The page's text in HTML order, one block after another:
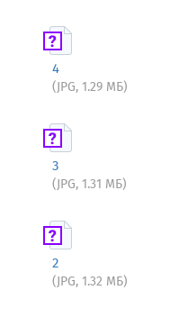
4
(JPG, 1.29 МБ)
3
(JPG, 1.31 МБ)
2
(JPG, 1.32 МБ)